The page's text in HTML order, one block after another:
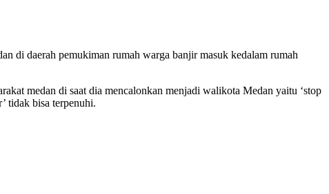
di daerah pemukiman rumah warga banjir masuk kedalam rumah
medan di saat dia mencalonkan menjadi walikota Medan yaitu ‘stop
tidak bisa terpenuhi.